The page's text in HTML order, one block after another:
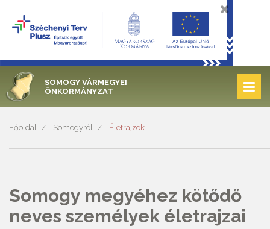
SOMOGY VÁRMEGYEI
ÖNKORMÁNYZAT
Főoldal Somogyról Életrajzok
Somogy megyéhez kötődő
neves személyek életrajzai